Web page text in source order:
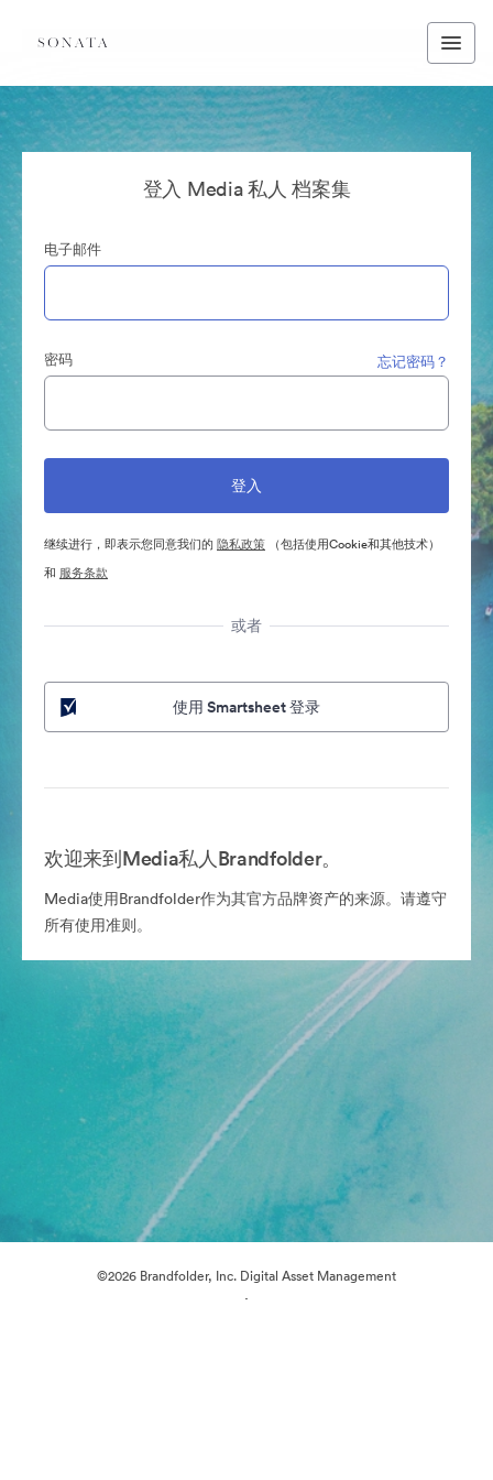
登入 Media 私人 档案集
电子邮件
密码 忘记密码？
继续进行，即表示您同意我们的 隐私政策 （包括使用Cookie和其他技术）
和 服务条款
或者
使用 Smartsheet 登录
欢迎来到Media私人Brandfolder。
Media使用Brandfolder作为其官方品牌资产的来源。请遵守
所有使用准则。
©2026 Brandfolder, Inc. Digital Asset Management
·